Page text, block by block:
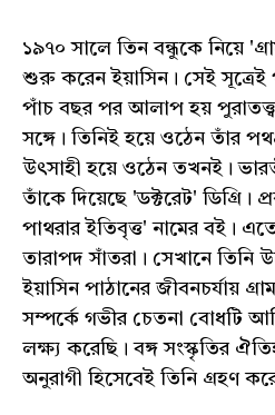
১৯৭০ সালে তিন বন্ধুকে নিয়ে
শুরু করেন ইয়াসিন। সেই সূত্রেই
পাঁচ বছর পর আলাপ হয়
সঙ্গে। তিনিই হয়ে ওঠেন তাঁর
উৎসাহী হয়ে ওঠেন তখনই।
তাঁকে দিয়েছে 'ডক্টরেট' ডিগ্রি।
পাথরার ইতিবৃত্ত' নামের বই।
তারাপদ সাঁতরা। সেখানে তিনি
ইয়াসিন পাঠানের জীবনচর্যায়
সম্পর্কে গভীর চেতনা বোধটি
লক্ষ্য করেছি। বঙ্গ সংস্কৃতির
অনুরাগী হিসেবেই তিনি গ্রহণ